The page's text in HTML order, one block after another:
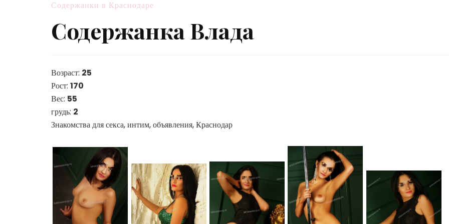
Содержанки в Краснодаре
Содержанка Влада
Возраст: 25
Рост: 170
Вес: 55
грудь: 2
Знакомства для секса, интим, объявления, Краснодар